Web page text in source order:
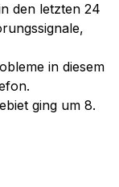
den letzten 24
in diesem
ging um 8.